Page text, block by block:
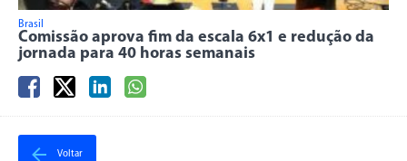
Brasil
Comissão aprova fim da escala 6x1 e redução da
jornada para 40 horas semanais
Voltar